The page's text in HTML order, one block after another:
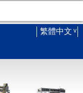
繁體中文